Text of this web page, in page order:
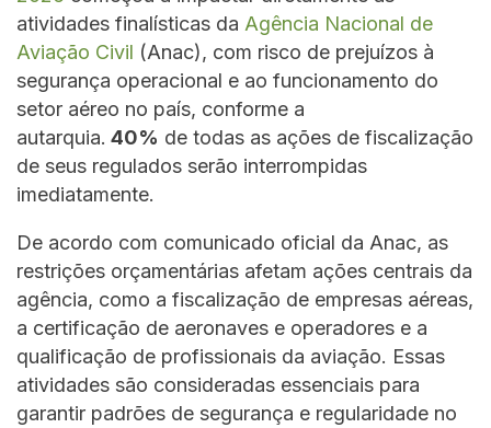
atividades finalísticas da Agência Nacional de
Aviação Civil (Anac), com risco de prejuízos à
segurança operacional e ao funcionamento do
setor aéreo no país, conforme a
autarquia. 40% de todas as ações de fiscalização
de seus regulados serão interrompidas
imediatamente.
De acordo com comunicado oficial da Anac, as
restrições orçamentárias afetam ações centrais da
agência, como a fiscalização de empresas aéreas,
a certificação de aeronaves e operadores e a
qualificação de profissionais da aviação. Essas
atividades são consideradas essenciais para
garantir padrões de segurança e regularidade no